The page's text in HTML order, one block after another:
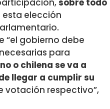
sobre todo
esta elección
“el gobierno debe
para
o chilena se va a
llegar a cumplir su
votación respectivo”,